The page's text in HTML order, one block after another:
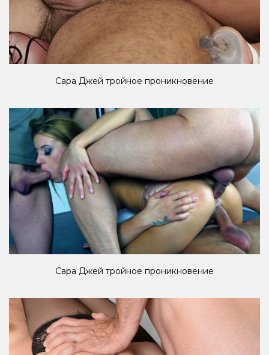
Сара Джей тройное проникновение
Сара Джей тройное проникновение